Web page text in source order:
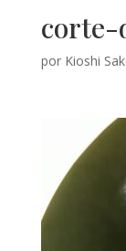
corte-
por Kioshi